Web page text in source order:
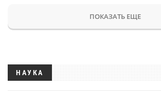
ПОКАЗАТЬ ЕЩЕ
НАУКА